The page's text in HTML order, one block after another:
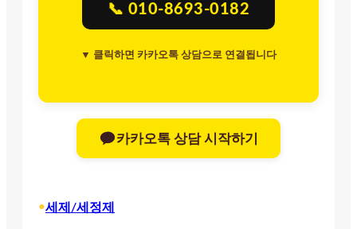
📞 010-8693-0182
▼ 클릭하면 카카오톡 상담으로 연결됩니다
카카오톡 상담 시작하기
•세제/세정제